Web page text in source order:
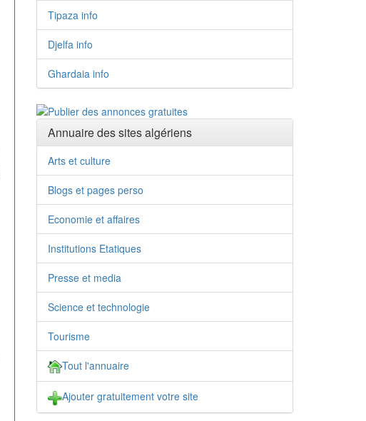
Tipaza info
Djelfa info
Ghardaia info
Annuaire des sites algériens
Arts et culture
Blogs et pages perso
Economie et affaires
Institutions Etatiques
Presse et media
Science et technologie
Tourisme
Tout l'annuaire
Ajouter gratuitement votre site